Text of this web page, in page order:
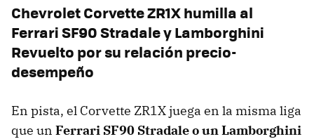
Chevrolet Corvette ZR1X humilla al
Ferrari SF90 Stradale y Lamborghini
Revuelto por su relación precio-
desempeño
En pista, el Corvette ZR1X juega en la misma liga
que un Ferrari SF90 Stradale o un Lamborghini